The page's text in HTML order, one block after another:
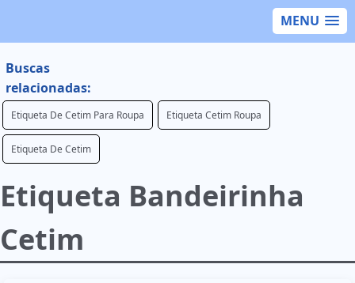
MENU
Buscas
relacionadas:
Etiqueta De Cetim Para Roupa Etiqueta Cetim Roupa
Etiqueta De Cetim
Etiqueta Bandeirinha
Cetim